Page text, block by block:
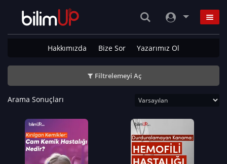
Hakkımızda Bize Sor Yazarımız Ol
Filtrelemeyi Aç
Arama Sonuçları